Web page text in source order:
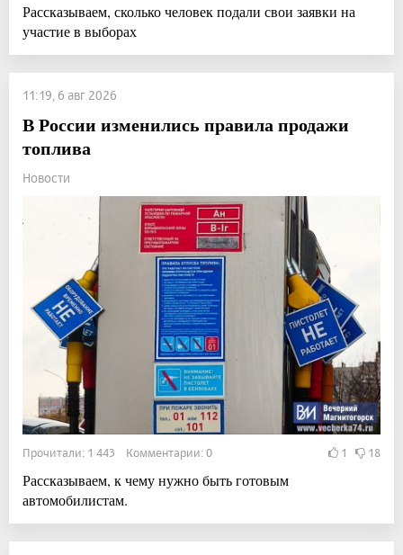
Рассказываем, сколько человек подали свои заявки на
участие в выборах
11:19, 6 авг 2026
В России изменились правила продажи
топлива
Новости
Прочитали: 1 443 Комментарии: 0 1 18
Рассказываем, к чему нужно быть готовым
автомобилистам.